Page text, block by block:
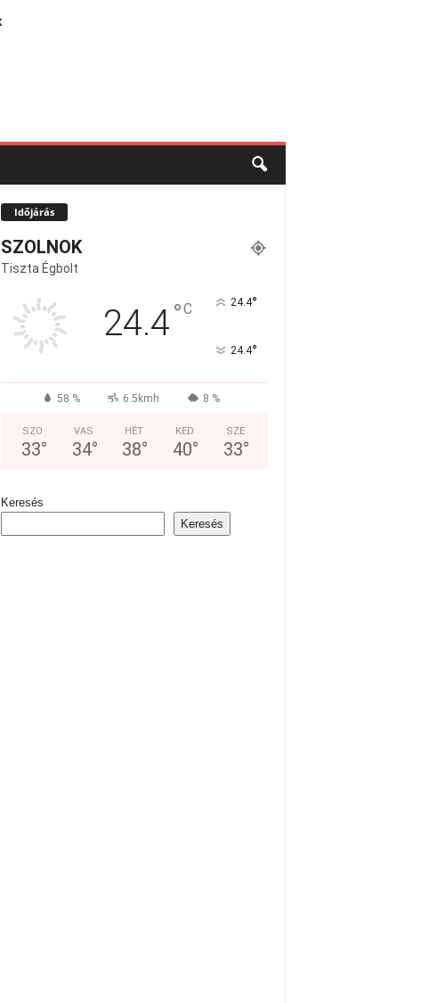
Időjárás
SZOLNOK
Tiszta Égbolt
24.4°C 24.4°
24.4°
58 % 6.5kmh 8 %
SZO
33°
VAS
34°
HÉT
38°
KED
40°
SZE
33°
Keresés
Keresés